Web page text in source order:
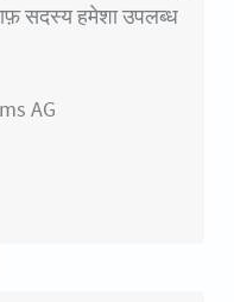
सदस्य हमेशा उपलब्ध
AG